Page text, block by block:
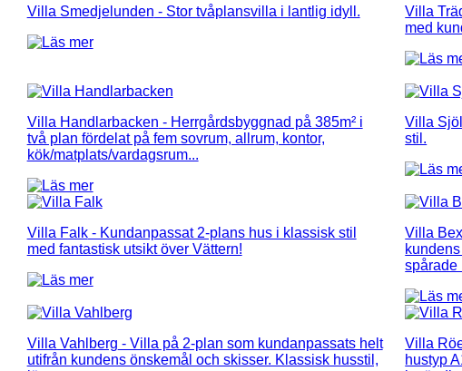
Villa Smedjelunden - Stor tvåplansvilla i lantlig idyll.
Villa
med
Villa Handlarbacken - Herrgårdsbyggnad på 385m² i
två plan fördelat på fem sovrum, allrum, kontor,
kök/matplats/vardagsrum...
Villa
stil.
Villa Falk- Kundanpassat 2-plans hus i klassisk stil
med fantastisk utsikt över Vättern!
Villa
spårade
Villa Vahlberg - Villa på 2-plan som kundanpassats helt
utifrån kundens önskemål och skisser. Klassisk husstil,
Villa
hustyp